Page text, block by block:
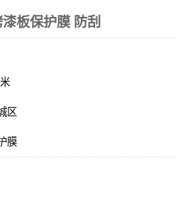
板保护膜 防刮
区
膜